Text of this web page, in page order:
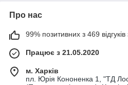
Про нас
99% позитивних з 469 відгуків
Працює з 21.05.2020
м. Харків
пл. Юрія Кононенка 1, "ТД